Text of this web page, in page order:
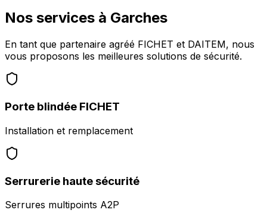
Nos services à Garches
En tant que partenaire agréé FICHET et DAITEM, nous
vous proposons les meilleures solutions de sécurité.
Porte blindée FICHET
Installation et remplacement
Serrurerie haute sécurité
Serrures multipoints A2P